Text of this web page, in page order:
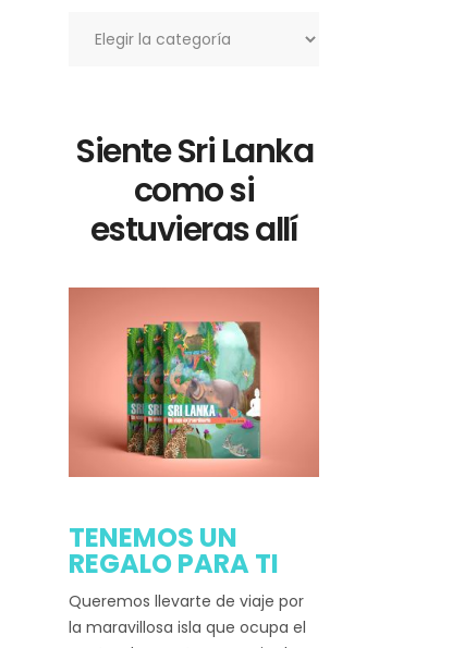
Siente Sri Lanka
como si
estuvieras allí
TENEMOS UN
REGALO PARA TI
Queremos llevarte de viaje por
la maravillosa isla que ocupa el